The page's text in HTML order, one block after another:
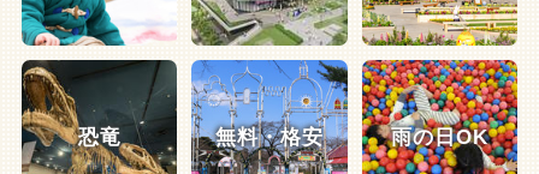
恐竜 無料・格安 雨の日OK